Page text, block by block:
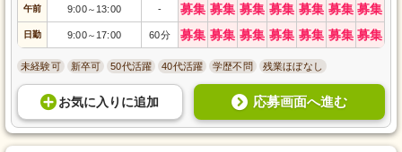
午前 9:00～ 13:00 - 募集 募集 募集 募集 募集 募集 募集
日勤 9:00～ 17:00 60分 募集 募集 募集 募集 募集 募集 募集
未経験可 新卒可 50代活躍 40代活躍 学歴不問 残業ほぼなし
お気に入り に追加 応募画面へ進む